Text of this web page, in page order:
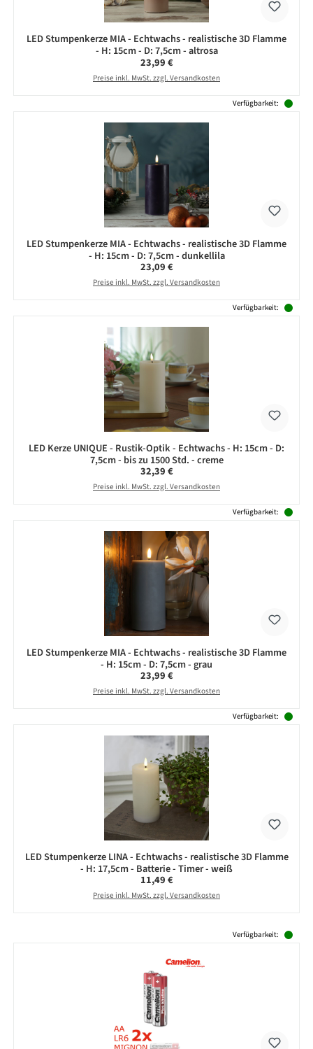
LED Stumpenkerze MIA - Echtwachs - realistische 3D Flamme
- H: 15cm - D: 7,5cm - altrosa
Regulärer Preis:
23,99 €
Preise inkl. MwSt. zzgl. Versandkosten
Verfügbarkeit:
LED Stumpenkerze MIA - Echtwachs - realistische 3D Flamme
- H: 15cm - D: 7,5cm - dunkellila
Regulärer Preis:
23,09 €
Preise inkl. MwSt. zzgl. Versandkosten
Verfügbarkeit:
LED Kerze UNIQUE - Rustik-Optik - Echtwachs - H: 15cm - D:
7,5cm - bis zu 1500 Std. - creme
Regulärer Preis:
32,39 €
Preise inkl. MwSt. zzgl. Versandkosten
Verfügbarkeit:
LED Stumpenkerze MIA - Echtwachs - realistische 3D Flamme
- H: 15cm - D: 7,5cm - grau
Regulärer Preis:
23,99 €
Preise inkl. MwSt. zzgl. Versandkosten
Verfügbarkeit:
LED Stumpenkerze LINA - Echtwachs - realistische 3D Flamme
- H: 17,5cm - Batterie - Timer - weiß
Regulärer Preis:
11,49 €
Preise inkl. MwSt. zzgl. Versandkosten
Verfügbarkeit: